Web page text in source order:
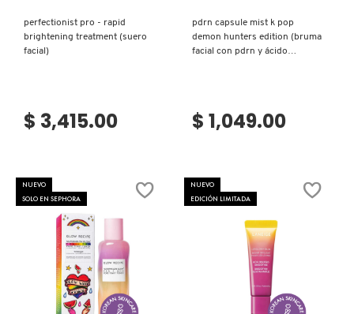
perfectionist pro - rapid
brightening treatment (suero
facial)
$ 3,415.00
pdrn capsule mist k pop
demon hunters edition (bruma
facial con pdrn y ácido
$ 1,049.00
NUEVO
SOLO EN SEPHORA
Ver más
NUEVO
EDICIÓN LIMITADA
Ver más